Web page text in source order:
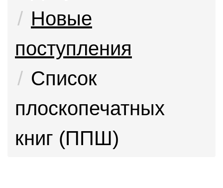
Новые
поступления
Список
плоскопечатных
книг (ППШ)